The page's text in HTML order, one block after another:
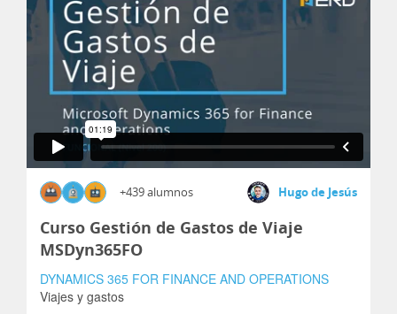
+439 alumnos Hugo de Jesús
Curso Gestión de Gastos de Viaje
MSDyn365FO
DYNAMICS 365 FOR FINANCE AND OPERATIONS
Viajes y gastos